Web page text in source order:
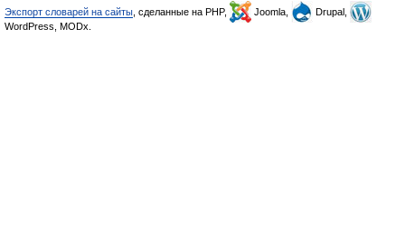
Экспорт словарей на сайты , сделанные на PHP, Joomla,
Drupal,
WordPress, MODx.